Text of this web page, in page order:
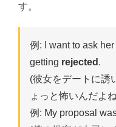
す。
例: I want to ask
getting rejected .
(彼女をデートに誘
ょっと怖いんだよ
例: My proposal